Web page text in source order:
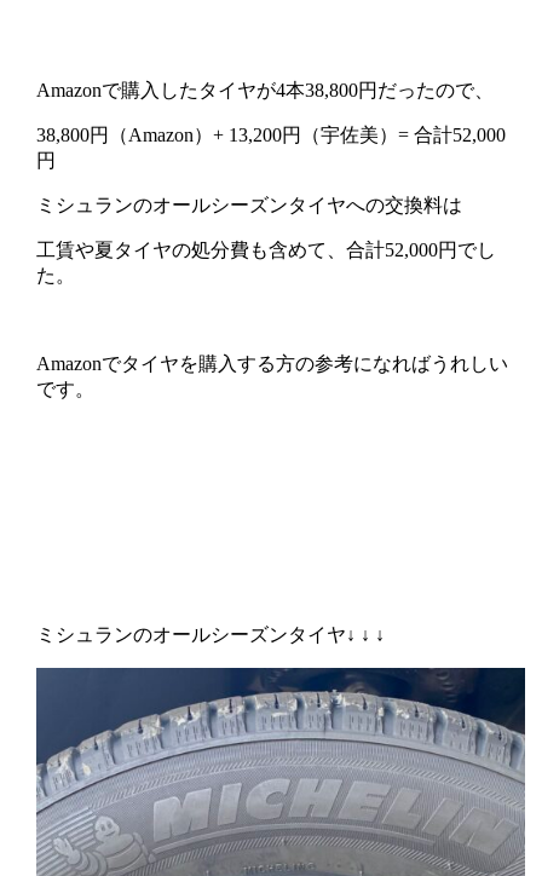
Amazonで購入したタイヤが4本38,800円だったので、
38,800円（Amazon）+ 13,200円（宇佐美）= 合計52,000
円
ミシュランのオールシーズンタイヤへの交換料は
工賃や夏タイヤの処分費も含めて、合計52,000円でし
た。
Amazonでタイヤを購入する方の参考になればうれしい
です。
ミシュランのオールシーズンタイヤ↓ ↓ ↓